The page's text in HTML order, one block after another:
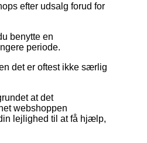
efter udsalg forud for
benytte en
periode.
det er oftest ikke særlig
at det
webshoppen
lejlighed til at få hjælp,